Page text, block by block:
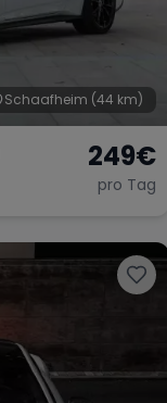
Schaafheim (44 km)
249€
pro Tag